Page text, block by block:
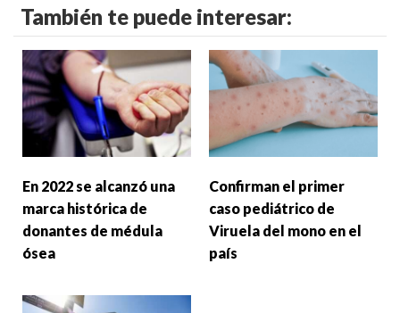
También te puede interesar:
En 2022 se alcanzó una
marca histórica de
donantes de médula
ósea
Confirman el primer
caso pediátrico de
Viruela del mono en el
país